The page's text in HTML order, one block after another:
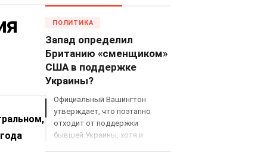
ПОЛИТИКА
Запад определил
Британию «сменщиком»
США в поддержке
Украины?
Официальный Вашингтон
утверждает, что поэтапно
отходит от поддержки
бывшей Украины, хотя и